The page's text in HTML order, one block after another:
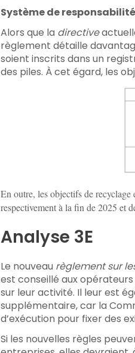
Système de
Alors que la directive
règlement détaille
soient inscrits dans un
des piles. À cet égard, les
En outre, les objectifs de
respectivement à la fin de 2025 et
Analyse 3E
Le nouveau règlement sur
est conseillé aux
sur leur activité. Il leur est
supplémentaire, car la
d’exécution pour fixer des
Si les nouvelles règles